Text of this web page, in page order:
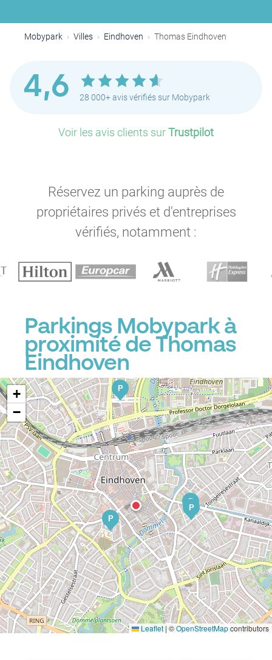
Mobypark Villes Eindhoven Thomas Eindhoven
4,6 28 000+ avis vérifiés sur Mobypark
Voir les avis clients surTrustpilot
Réservez un parking auprès de
propriétaires privés et d'entreprises
vérifiés, notamment :
Parkings Mobypark à
proximité de Thomas
Eindhoven
P
P
P
P
+
−
Leaflet|©OpenStreetMapcontributors